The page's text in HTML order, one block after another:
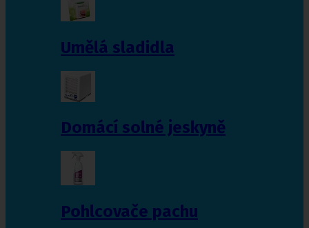
Umělá sladidla
Domácí solné jeskyně
Pohlcovače pachu